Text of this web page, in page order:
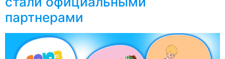
партнерами